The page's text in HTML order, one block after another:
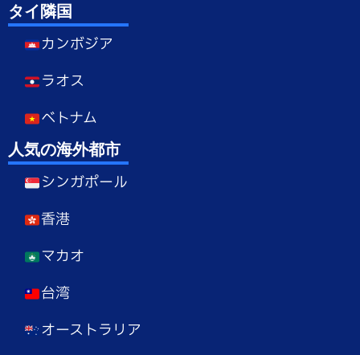
タイ隣国
カンボジア
ラオス
ベトナム
人気の海外都市
シンガポール
香港
マカオ
台湾
オーストラリア